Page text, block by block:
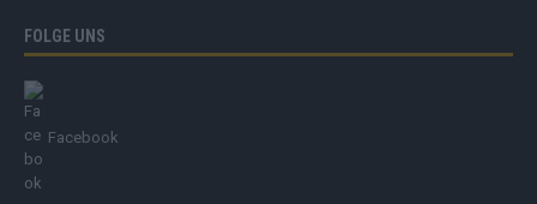
FOLGE UNS
Facebook